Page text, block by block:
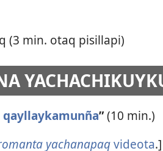
(3 min. otaq pisillapi)
qayllaykamunña”(10 min.)
yachanapaqvideota.]